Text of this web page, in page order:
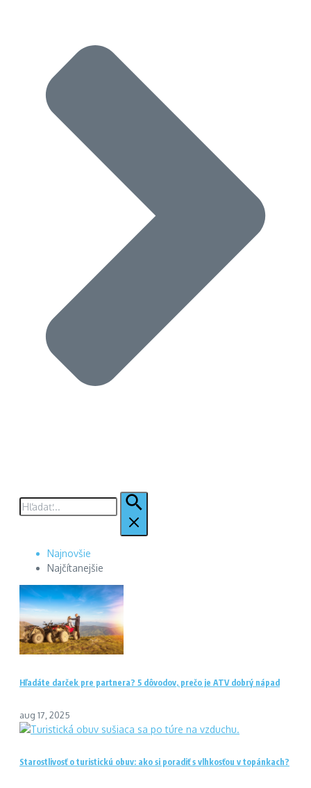
Hľadať:
Najnovšie
Najčítanejšie
Hľadáte darček pre partnera? 5 dôvodov, prečo je ATV dobrý nápad
aug 17, 2025
Starostlivosť o turistickú obuv: ako si poradiť s vlhkosťou v topánkach?